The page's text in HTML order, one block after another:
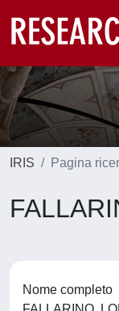
IRIS Pagina
Nome completo